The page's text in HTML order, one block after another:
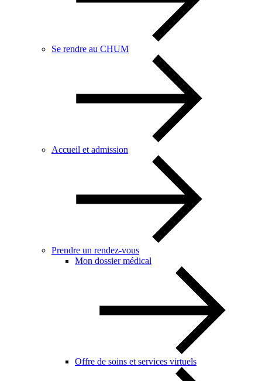
Se rendre au CHUM
Accueil et admission
Prendre un rendez-vous
Mon dossier médical
Offre de soins et services virtuels